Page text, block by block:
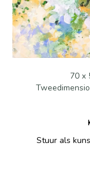
70 x
Stuur als